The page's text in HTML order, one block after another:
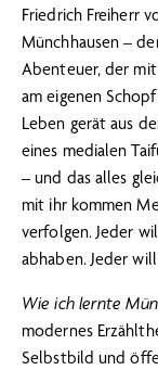
Friedrich Freiherr
Münchhausen –
Abenteuer, der
am eigenen
Leben gerät aus
eines medialen
– und das alles
mit ihr kommen
verfolgen. Jeder
abhaben. Jeder
Wie ich lernte
modernes
Selbstbild und